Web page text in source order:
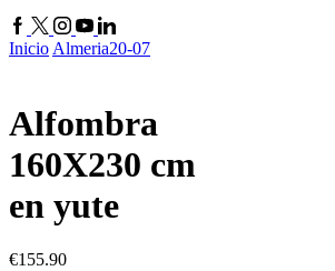
Inicio Almeria20-07
Alfombra
160X230 cm
en yute
€155.90